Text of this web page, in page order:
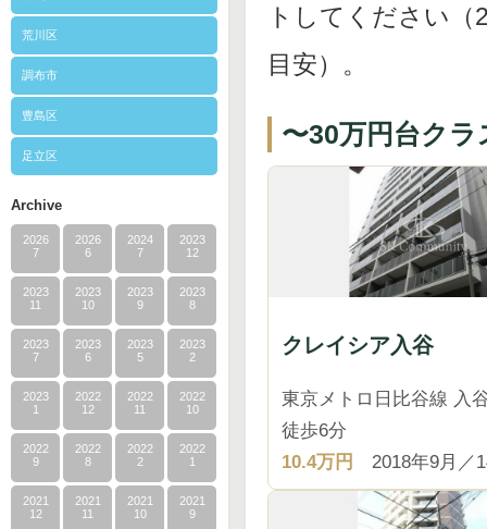
荒川区
調布市
豊島区
足立区
Archive
2026
7
2026
6
2024
7
2023
12
2023
11
2023
10
2023
9
2023
8
2023
7
2023
6
2023
5
2023
2
2023
1
2022
12
2022
11
2022
10
2022
9
2022
8
2022
2
2022
1
2021
12
2021
11
2021
10
2021
9
トしてください（
目安）。
〜30万円台クラ
クレイシア入谷
東京メトロ日比谷線 入
徒歩6分
10.4万円 2018年9月／